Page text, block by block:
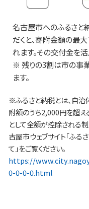
名古屋市へのふるさと
だくと、寄附金額の最
れます。その交付金を
※ 残りの3割は市の事
ます。
※ふるさと納税とは、自治
附額のうち2,000円を超え
として全額が控除される
古屋市ウェブサイト「ふる
て」をご覧ください。
https://
0-0-0-0.html